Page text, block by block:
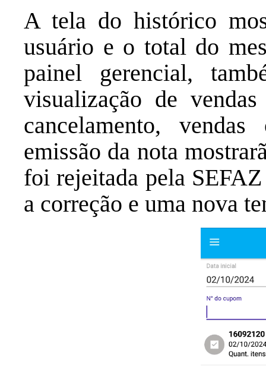
A tela do histórico
usuário e o total do
painel gerencial,
visualização de
cancelamento,
emissão da nota
foi rejeitada pela
a correção e uma nova